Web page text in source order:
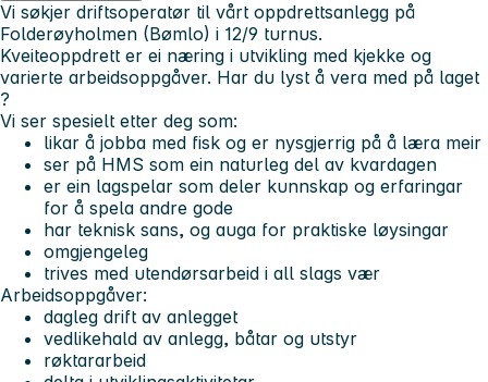
Vi søkjer driftsoperatør til vårt oppdrettsanlegg på
Folderøyholmen (Bømlo) i 12/9 turnus.
Kveiteoppdrett er ei næring i utvikling med kjekke og
varierte arbeidsoppgåver. Har du lyst å vera med på laget
?
Vi ser spesielt etter deg som:
likar å jobba med fisk og er nysgjerrig på å læra meir
ser på HMS som ein naturleg del av kvardagen
er ein lagspelar som deler kunnskap og erfaringar
for å spela andre gode
har teknisk sans, og auga for praktiske løysingar
omgjengeleg
trives med utendørsarbeid i all slags vær
Arbeidsoppgåver:
dagleg drift av anlegget
vedlikehald av anlegg, båtar og utstyr
røktararbeid